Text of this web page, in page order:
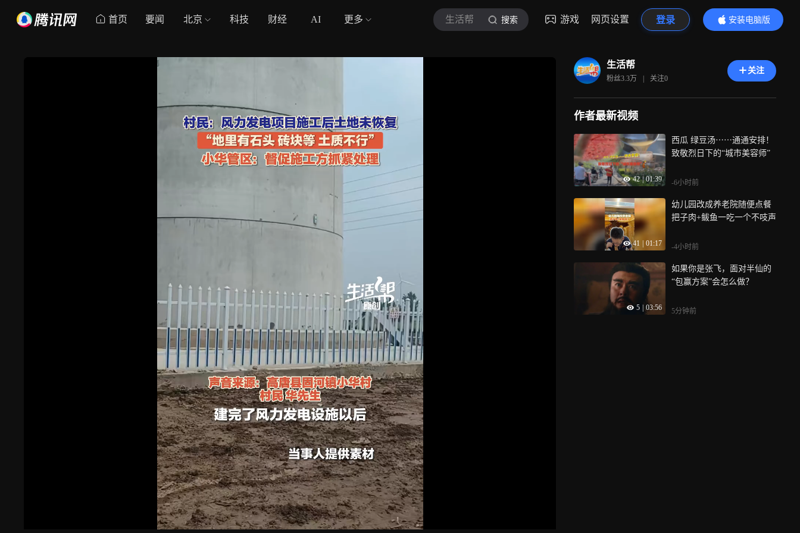
首页 要闻 北京 科技 财经 AI 更多 生活帮 搜索 游戏 网页设置 登录
安装电脑版
内容更精彩
生活帮
粉丝3.3万 | 关注0
关注
作者最新视频
42 | 01:39
西瓜 绿豆汤⋯⋯通通安排！
致敬烈日下的“城市美容师”
-6小时前
41 01:17
幼儿园改成养老院随便点餐
把子肉+鲅鱼一吃一个不吱声
-4小时前
5 03:56
如果你是张飞，面对半仙的
“包赢方案”会怎么做？
5分钟前